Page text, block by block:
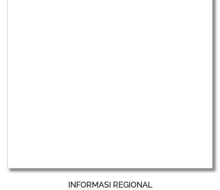
INFORMASI REGIONAL